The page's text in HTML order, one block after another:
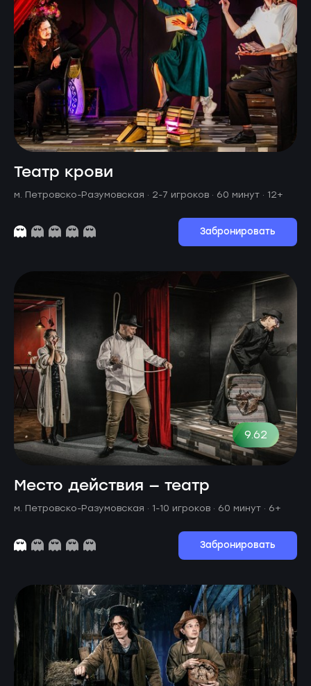
Театр крови
м. Петровско-Разумовская · 2-7 игроков · 60 минут · 12+
Забронировать
9.62
Место действия — театр
м. Петровско-Разумовская · 1-10 игроков · 60 минут · 6+
Забронировать